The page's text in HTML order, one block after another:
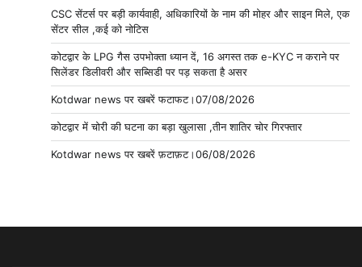
CSC सेंटर्स पर बड़ी कार्यवाही, अधिकारियों के नाम की मोहर और साइन मिले, एक
सेंटर सील ,कई को नोटिस
कोटद्वार के LPG गैस उपभोक्ता ध्यान दें, 16 अगस्त तक e-KYC न कराने पर
सिलेंडर डिलीवरी और सब्सिडी पर पड़ सकता है असर
Kotdwar news पर खबरें फटाफट।07/08/2026
कोटद्वार में चोरी की घटना का बड़ा खुलासा ,तीन शातिर चोर गिरफ्तार
Kotdwar news पर खबरें फ़टाफ़ट।06/08/2026